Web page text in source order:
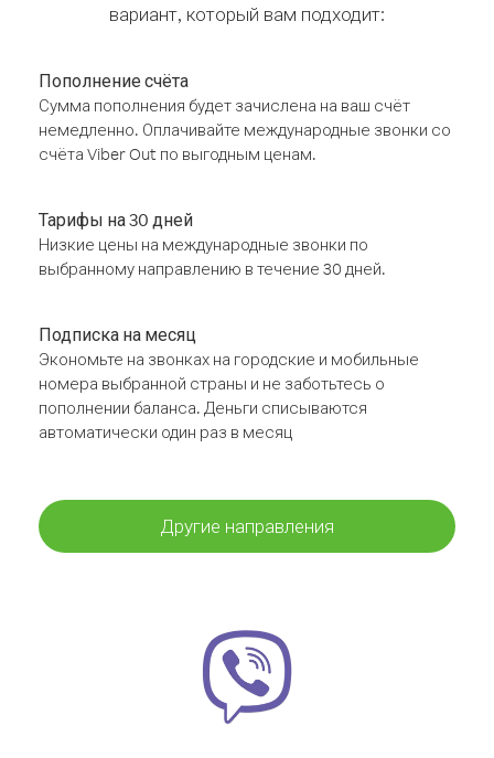
вариант, который вам подходит:
Пополнение счёта
Сумма пополнения будет зачислена на ваш счёт
немедленно. Оплачивайте международные звонки со
счёта Viber Out по выгодным ценам.
Тарифы на 30 дней
Низкие цены на международные звонки по
выбранному направлению в течение 30 дней.
Подписка на месяц
Экономьте на звонках на городские и мобильные
номера выбранной страны и не заботьтесь о
пополнении баланса. Деньги списываются
автоматически один раз в месяц
Другие направления